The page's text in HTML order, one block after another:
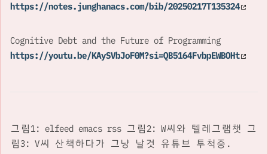
https://notes.junghanacs.com/bib/20250217T135324
Cognitive Debt and the Future of Programming
https://youtu.be/KAySVbJoF0M?si=QB5164FvbpEWBOHt
그림1: elfeed emacs rss 그림2: W씨와 텔레그램챗 그
림3: V씨 산책하다가 그냥 날것 유튜브 투척중.